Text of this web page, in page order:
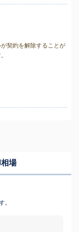
契約を解除することが
場
。